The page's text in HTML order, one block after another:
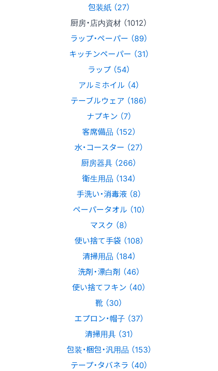
包装紙 （27）
厨房・店内資材 （1012）
ラップ・ペーパー （89）
キッチンペーパー （31）
ラップ （54）
アルミホイル （4）
テーブルウェア （186）
ナプキン （7）
客席備品 （152）
水・コースター （27）
厨房器具 （266）
衛生用品 （134）
手洗い・消毒液 （8）
ペーパータオル （10）
マスク （8）
使い捨て手袋 （108）
清掃用品 （184）
洗剤・漂白剤 （46）
使い捨てフキン （40）
靴 （30）
エプロン・帽子 （37）
清掃用具 （31）
包装・梱包・汎用品 （153）
テープ・タバネラ （40）